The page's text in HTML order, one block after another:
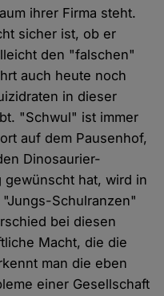
ihrer Firma steht.
sicher ist, ob er
den "falschen"
auch heute noch
in dieser
"Schwul" ist immer
auf dem Pausenhof,
Dinosaurier-
gewünscht hat, wird in
Schulranzen"
bei diesen
Macht, die die
man die eben
einer Gesellschaft